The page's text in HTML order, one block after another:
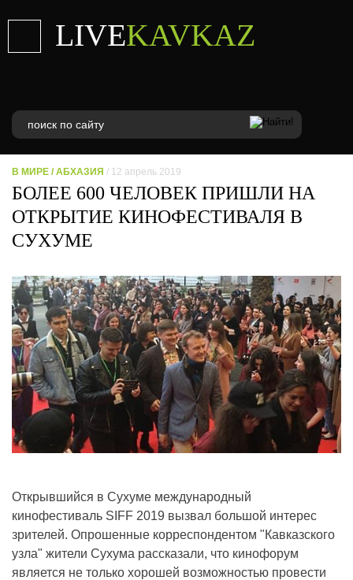
LIVEKAVKAZ
В МИРЕ /АБХАЗИЯ / 12 апрель 2019
БОЛЕЕ 600 ЧЕЛОВЕК ПРИШЛИ НА
ОТКРЫТИЕ КИНОФЕСТИВАЛЯ В
СУХУМЕ
Открывшийся в Сухуме международный
кинофестиваль SIFF 2019 вызвал большой интерес
зрителей. Опрошенные корреспондентом "Кавказского
узла" жители Сухума рассказали, что кинофорум
является не только хорошей возможностью провести